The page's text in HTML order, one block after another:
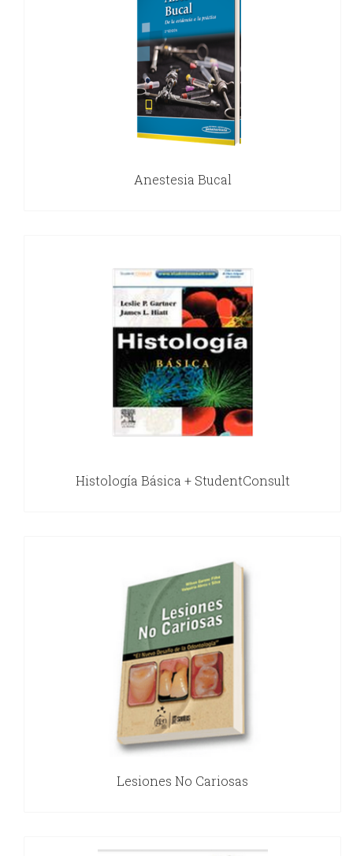
Anestesia Bucal
Histología Básica + StudentConsult
Lesiones No Cariosas